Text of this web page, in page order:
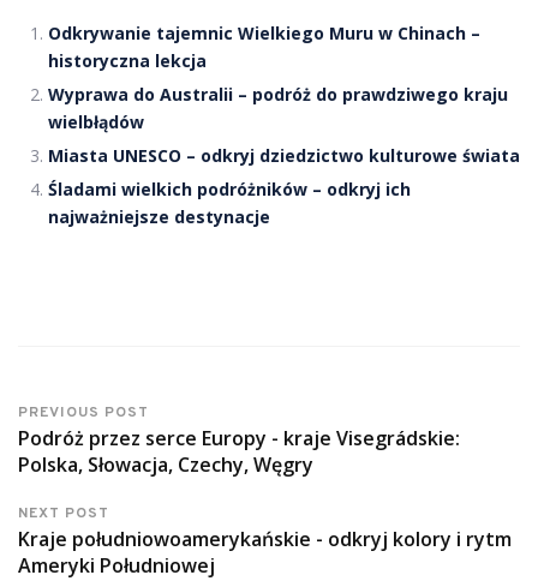
Odkrywanie tajemnic Wielkiego Muru w Chinach –
historyczna lekcja
Wyprawa do Australii – podróż do prawdziwego kraju
wielbłądów
Miasta UNESCO – odkryj dziedzictwo kulturowe świata
Śladami wielkich podróżników – odkryj ich
najważniejsze destynacje
PREVIOUS POST
Podróż przez serce Europy - kraje Visegrádskie:
Polska, Słowacja, Czechy, Węgry
NEXT POST
Kraje południowoamerykańskie - odkryj kolory i rytm
Ameryki Południowej